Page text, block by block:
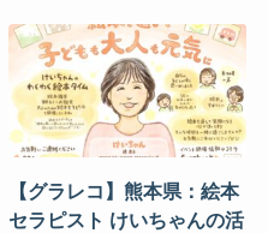
【グラレコ】熊本県：絵本
セラピスト けいちゃんの活